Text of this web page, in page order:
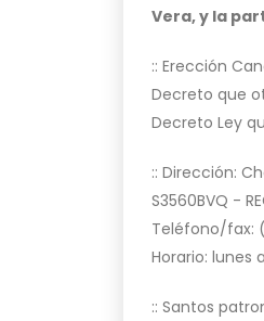
Vera, y la
:: Erección
Decreto que
Decreto Ley
:: Dirección:
S3560BVQ -
Teléfono/fax:
Horario: lunes
:: Santos